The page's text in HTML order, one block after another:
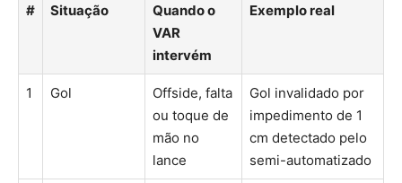
# Situação
Quando o
VAR
intervém
Exemplo real
1 Gol
Offside, falta
ou toque de
mão no
lance
Gol invalidado por
impedimento de 1
cm detectado pelo
semi-automatizado